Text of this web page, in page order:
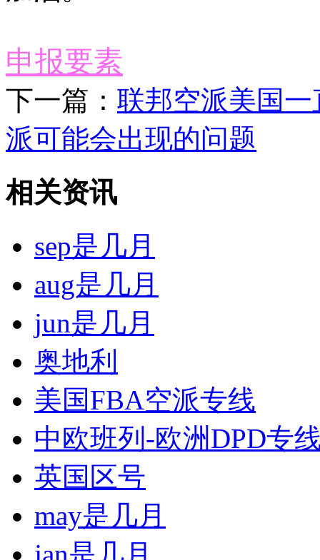
申报要素
下一篇： 联邦空派美国
派可能会出现的问题
相关资讯
sep是几月
aug是几月
jun是几月
奥地利
美国FBA空派专线
中欧班列-欧洲DPD专
英国区号
may是几月